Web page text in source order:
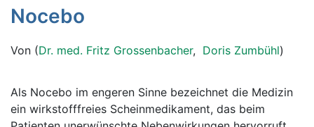
Symptome
Untersuchungen
News
Ratgeber
Nocebo
Von (Dr. med. Fritz Grossenbacher, Doris Zumbühl)
Als Nocebo im engeren Sinne bezeichnet die Medizin
ein wirkstofffreies Scheinmedikament, das beim